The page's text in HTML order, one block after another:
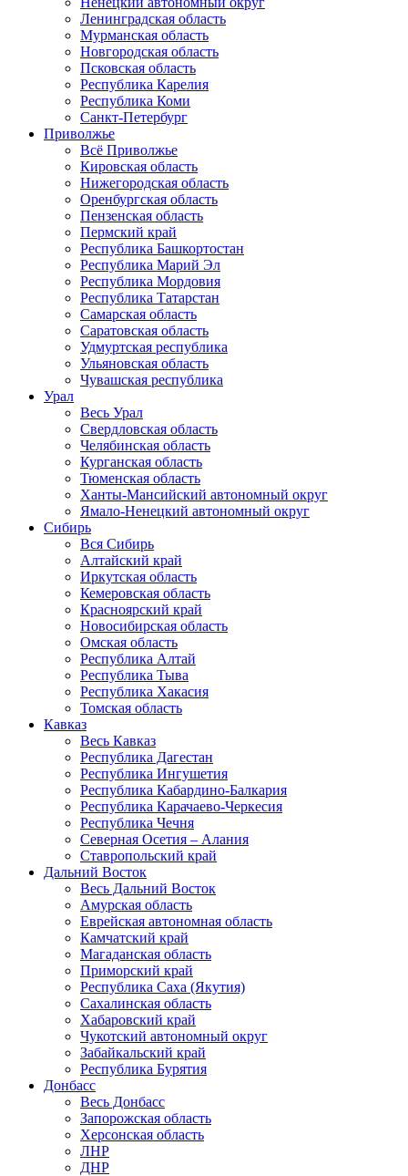
Ленинградская область
Мурманская область
Новгородская область
Псковская область
Республика Карелия
Республика Коми
Санкт-Петербург
Приволжье
Всё Приволжье
Кировская область
Нижегородская область
Оренбургская область
Пензенская область
Пермский край
Республика Башкортостан
Республика Марий Эл
Республика Мордовия
Республика Татарстан
Самарская область
Саратовская область
Удмуртская республика
Ульяновская область
Чувашская республика
Урал
Весь Урал
Свердловская область
Челябинская область
Курганская область
Тюменская область
Ханты-Мансийский автономный округ
Ямало-Ненецкий автономный округ
Сибирь
Вся Сибирь
Алтайский край
Иркутская область
Кемеровская область
Красноярский край
Новосибирская область
Омская область
Республика Алтай
Республика Тыва
Республика Хакасия
Томская область
Кавказ
Весь Кавказ
Республика Дагестан
Республика Ингушетия
Республика Кабардино-Балкария
Республика Карачаево-Черкесия
Республика Чечня
Северная Осетия – Алания
Ставропольский край
Дальний Восток
Весь Дальний Восток
Амурская область
Еврейская автономная область
Камчатский край
Магаданская область
Приморский край
Республика Саха (Якутия)
Сахалинская область
Хабаровский край
Чукотский автономный округ
Забайкальский край
Республика Бурятия
Донбасс
Весь Донбасс
Запорожская область
Херсонская область
ЛНР
ДНР